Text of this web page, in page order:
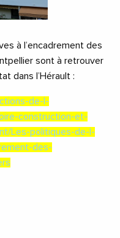
à l’encadrement des
sont à retrouver
dans l’Hérault :
de-l-
construction-et-
Les-politiques-de-l-
des-